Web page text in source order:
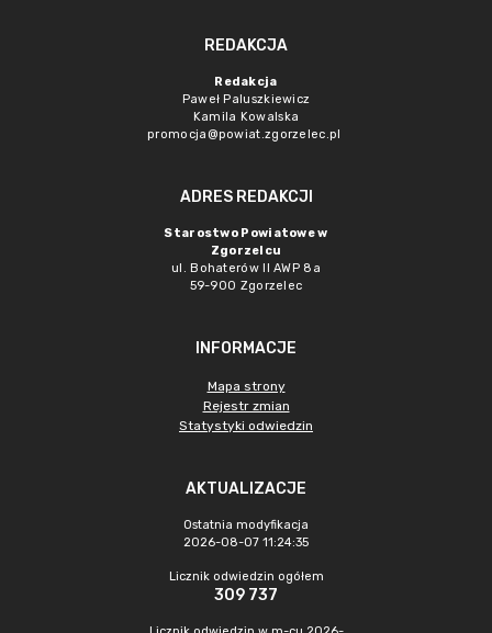
REDAKCJA
Redakcja
Paweł Paluszkiewicz
Kamila Kowalska
promocja@powiat.zgorzelec.pl
ADRES REDAKCJI
Starostwo Powiatowe w
Zgorzelcu
ul. Bohaterów II AWP 8a
59-900 Zgorzelec
INFORMACJE
Mapa strony
Rejestr zmian
Statystyki odwiedzin
AKTUALIZACJE
Ostatnia modyfikacja
2026-08-07 11:24:35
Licznik odwiedzin ogółem
309 737